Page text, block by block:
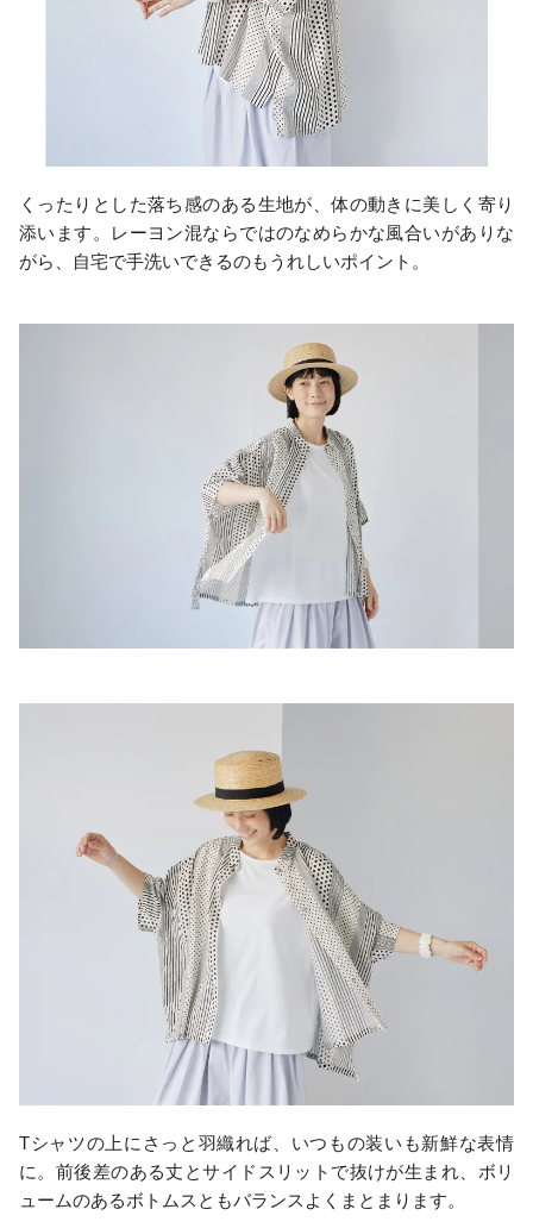
くったりとした落ち感のある生地が、体の動きに美しく寄り
添います。レーヨン混ならではのなめらかな風合いがありな
がら、自宅で手洗いできるのもうれしいポイント。
Tシャツの上にさっと羽織れば、いつもの装いも新鮮な表情
に。前後差のある丈とサイドスリットで抜けが生まれ、ボリ
ュームのあるボトムスともバランスよくまとまります。